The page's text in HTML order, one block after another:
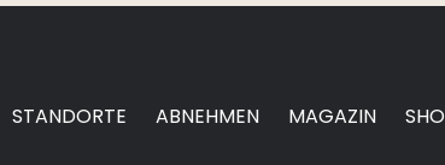
STANDORTE ABNEHMEN MAGAZIN